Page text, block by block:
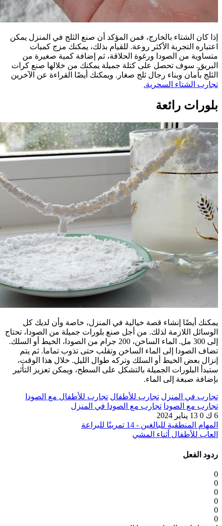
إذا كان الشتاء بالخارج، فمن المؤكد أن صنع الثلج في المنزل يمكن
اعتباره التجربة الأكثر روعة. للقيام بذلك، يمكنك مزج كميات
متساوية من الصودا ورغوة الحلاقة، ثم إضافة كمية صغيرة من
البريق. سوف تحصل على كتلة جميلة يمكنك من خلالها صنع كرات
الثلج بأمان وبناء رجال ثلج صغار. ويمكنك أيضًا القراءة عن الآخرين
تجارب الشتاء السحرية.
بلورات رائعة
يمكنك أيضًا إنشاء قصة خيالية في المنزل، خاصة وأن لديك كل
الوسائل اللازمة لذلك. من أجل صنع بلورات جميلة من الصودا، تحتاج
إلى 300 مل. الماء الساخن، 200 جرام من الصودا، الخيط أو السلك.
تضاف الصودا إلى الماء الساخن وتقلب حتى تذوب تماما. ثم يتم
إنزال بعض الخيط أو السلك وتركه طوال الليل. خلال هذا الوقت،
ستبدأ البلورات الجميلة بالتشكل على السطح، ويمكن تعزيز التأثير
بإضافة صبغة إلى الماء.
تجارب في المنزل تجارب للأطفال تجارب للأطفال مع الصودا
تجارب مع الصودا تجارب مع الصودا في المنزل
6 ك
0 13 يناير 2024
المهام المنطقية للبالغين - 14 تمرينًا للبراعة
العاب للأطفال أثناء المشي
ردود الفعل
0
0
0
0
0
0